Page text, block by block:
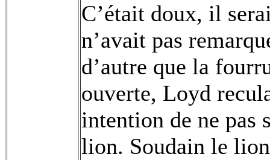
C’était doux, il
n’avait pas
d’autre que la
ouverte, Loyd
intention de ne pas
lion. Soudain le